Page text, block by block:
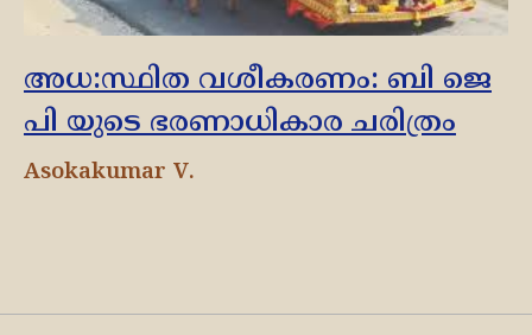
അധ:സ്ഥിത വശീകരണം: ബി ജെ
പി യുടെ ഭരണാധികാര ചരിത്രം
Asokakumar V.